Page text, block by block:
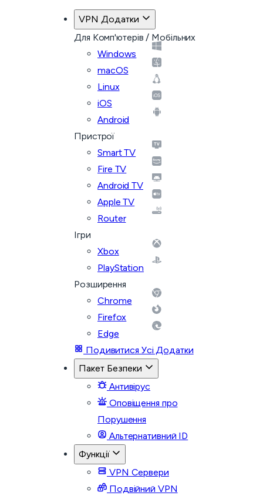
VPN Додатки
Для Комп'ютерів / Мобільних
Windows
macOS
Linux
iOS
Android
Пристрої
Smart TV
Fire TV
Android TV
Apple TV
Router
Ігри
Xbox
PlayStation
Розширення
Chrome
Firefox
Edge
Подивитися Усі Додатки
Пакет Безпеки
Антивірус
Оповіщення про
Порушення
Альтернативний ID
Функції
VPN Сервери
Подвійний VPN